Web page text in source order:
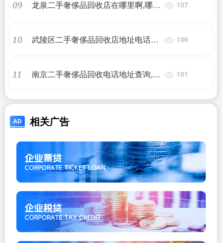
09
龙泉二手奢侈品回收店在哪里啊,哪里
107
10
武陵区二手奢侈品回收店地址电话_
106
11
南京二手奢侈品回收电话地址查询,南
101
相关广告